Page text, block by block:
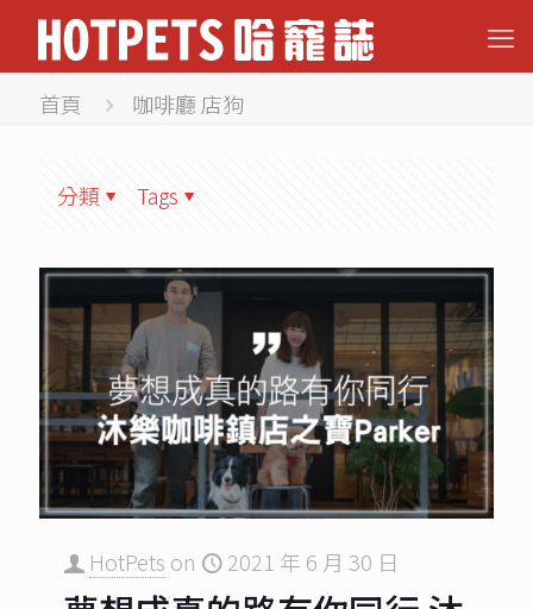
首頁 咖啡廳 店狗
分類 Tags
HotPets on 2021 年 6 月 30 日